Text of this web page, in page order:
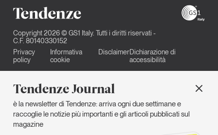
Tendenze Journal
è la newsletter di Tendenze: arriva ogni due settimane e
raccoglie le notizie più importanti e gli articoli pubblicati sul
magazine
Copyright 2026 © GS1 Italy. Tutti i diritti riservati -
C.F. 80140330152
Privacy
policy
Informativa
cookie
DisclaimerDichiarazione di
accessibilità